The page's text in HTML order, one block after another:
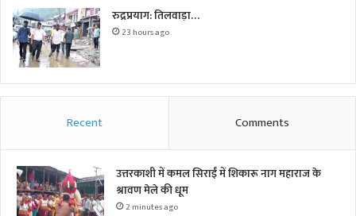
रुद्रप्रयाग: तिलवाड़ा…
23 hours ago
Recent Comments
उत्तरकाशी में कमल सिराईं में शिकारू नाग महाराज के
श्रावण मेले की धूम
2 minutes ago